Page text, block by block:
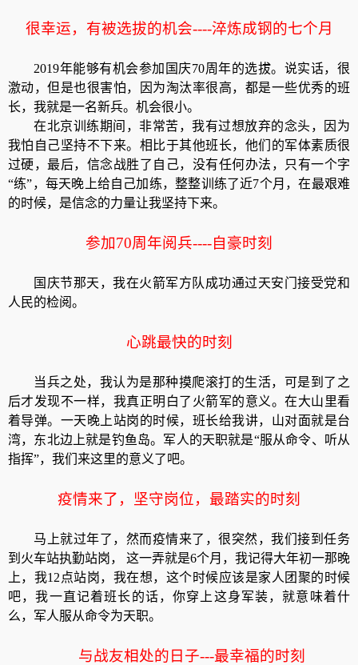
很幸运，有被选拔的机会----淬炼成钢的七个月
2019年能够有机会参加国庆70周年的选拔。说实话，很
激动，但是也很害怕，因为淘汰率很高，都是一些优秀的班
长，我就是一名新兵。机会很小。
在北京训练期间，非常苦，我有过想放弃的念头，因为
我怕自己坚持不下来。相比于其他班长，他们的军体素质很
过硬，最后，信念战胜了自己，没有任何办法，只有一个字
“练”，每天晚上给自己加练，整整训练了近7个月，在最艰难
的时候，是信念的力量让我坚持下来。
参加70周年阅兵----自豪时刻
国庆节那天，我在火箭军方队成功通过天安门接受党和
人民的检阅。
心跳最快的时刻
当兵之处，我认为是那种摸爬滚打的生活，可是到了之
后才发现不一样，我真正明白了火箭军的意义。在大山里看
着导弹。一天晚上站岗的时候，班长给我讲，山对面就是台
湾，东北边上就是钓鱼岛。军人的天职就是“服从命令、听从
指挥”，我们来这里的意义了吧。
疫情来了，坚守岗位，最踏实的时刻
马上就过年了，然而疫情来了，很突然，我们接到任务
到火车站执勤站岗， 这一弄就是6个月，我记得大年初一那晚
上，我12点站岗，我在想，这个时候应该是家人团聚的时候
吧，我一直记着班长的话，你穿上这身军装，就意味着什
么，军人服从命令为天职。
与战友相处的日子---最幸福的时刻